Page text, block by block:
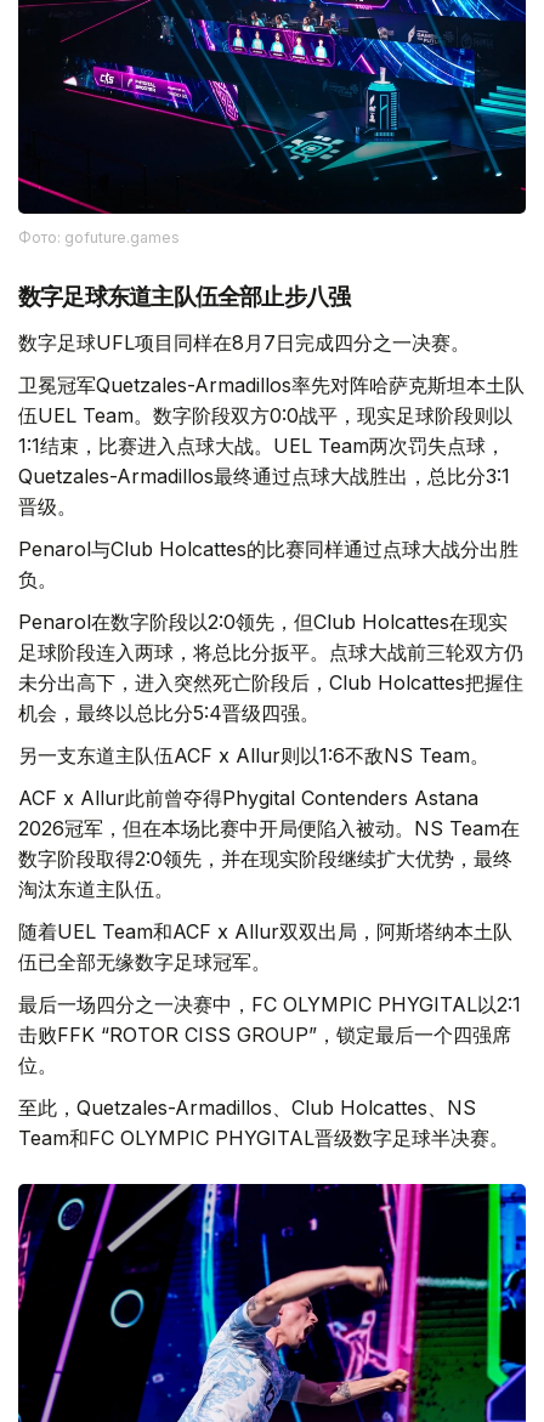
Фото: gofuture.games
数字足球东道主队伍全部止步八强
数字足球UFL项目同样在8月7日完成四分之一决赛。
卫冕冠军Quetzales-Armadillos率先对阵哈萨克斯坦本土队
伍UEL Team。数字阶段双方0:0战平，现实足球阶段则以
1:1结束，比赛进入点球大战。UEL Team两次罚失点球，
Quetzales-Armadillos最终通过点球大战胜出，总比分3:1
晋级。
Penarol与Club Holcattes的比赛同样通过点球大战分出胜
负。
Penarol在数字阶段以2:0领先，但Club Holcattes在现实
足球阶段连入两球，将总比分扳平。点球大战前三轮双方仍
未分出高下，进入突然死亡阶段后，Club Holcattes把握住
机会，最终以总比分5:4晋级四强。
另一支东道主队伍ACF x Allur则以1:6不敌NS Team。
ACF x Allur此前曾夺得Phygital Contenders Astana
2026冠军，但在本场比赛中开局便陷入被动。NS Team在
数字阶段取得2:0领先，并在现实阶段继续扩大优势，最终
淘汰东道主队伍。
随着UEL Team和ACF x Allur双双出局，阿斯塔纳本土队
伍已全部无缘数字足球冠军。
最后一场四分之一决赛中，FC OLYMPIC PHYGITAL以2:1
击败FFK “ROTOR CISS GROUP”，锁定最后一个四强席
位。
至此，Quetzales-Armadillos、Club Holcattes、NS
Team和FC OLYMPIC PHYGITAL晋级数字足球半决赛。